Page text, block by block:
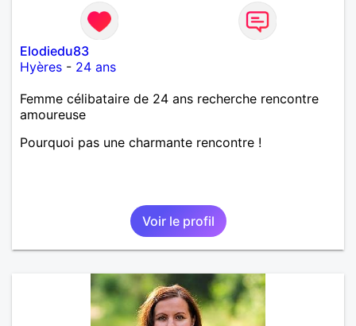
Elodiedu83
Hyères - 24 ans
Femme célibataire de 24 ans recherche rencontre
amoureuse
Pourquoi pas une charmante rencontre !
Voir le profil